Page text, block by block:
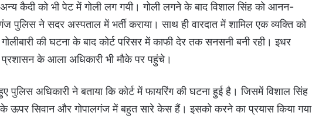
अन्य कैदी को भी पेट में गोली लग गयी। गोली लगने के बाद विशाल सिंह को आनन-
पुलिस ने सदर अस्पताल में भर्ती कराया। साथ ही वारदात में शामिल एक व्यक्ति को
की घटना के बाद कोर्ट परिसर में काफी देर तक सनसनी बनी रही। इधर
के आला अधिकारी भी मौके पर पहुंचे।
पुलिस अधिकारी ने बताया कि कोर्ट में फायरिंग की घटना हुई है। जिसमें विशाल सिंह
ऊपर सिवान और गोपालगंज में बहुत सारे केस हैं। इसको करने का प्रयास किया गया